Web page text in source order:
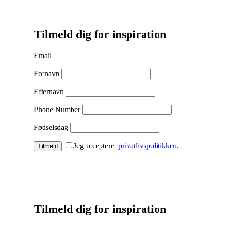
Tilmeld dig for inspiration
Email
Fornavn
Efternavn
Phone Number
Fødselsdag
Tilmeld Jeg acceptererprivatlivspolitikken.
Tilmeld dig for inspiration